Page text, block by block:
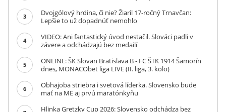
3
Dvojgólový hrdina, či nie? Žiaril 17-ročný Trnavčan:
Lepšie to už dopadnúť nemohlo
4
VIDEO: Ani fantastický úvod nestačil. Slováci padli v
závere a odchádzajú bez medailí
5
ONLINE: ŠK Slovan Bratislava B - FC ŠTK 1914 Šamorín
dnes, MONACObet liga LIVE (II. liga, 3. kolo)
6
Obhajoba striebra i svetová líderka. Slovensko bude
mať na ME aj prvú maratónkyňu
Hlinka Gretzky Cup 2026: Slovensko odchádza bez